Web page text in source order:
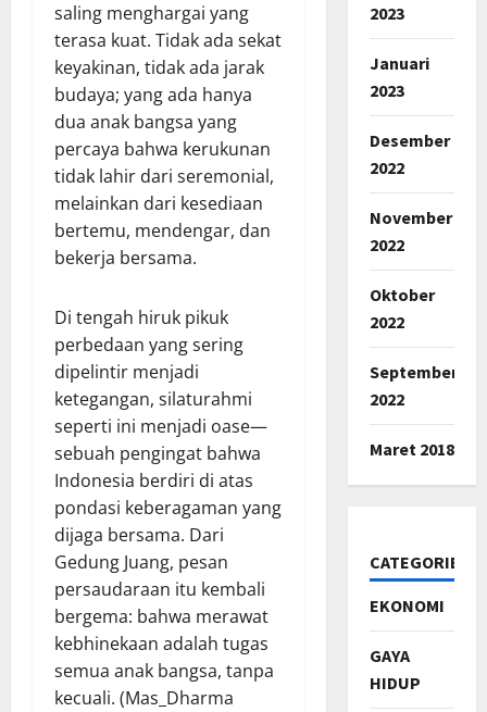
saling menghargai yang
terasa kuat. Tidak ada sekat
keyakinan, tidak ada jarak
budaya; yang ada hanya
dua anak bangsa yang
percaya bahwa kerukunan
tidak lahir dari seremonial,
melainkan dari kesediaan
bertemu, mendengar, dan
bekerja bersama.
Di tengah hiruk pikuk
perbedaan yang sering
dipelintir menjadi
ketegangan, silaturahmi
seperti ini menjadi oase—
sebuah pengingat bahwa
Indonesia berdiri di atas
pondasi keberagaman yang
dijaga bersama. Dari
Gedung Juang, pesan
persaudaraan itu kembali
bergema: bahwa merawat
kebhinekaan adalah tugas
semua anak bangsa, tanpa
kecuali. (Mas_Dharma
2023
Januari
2023
Desember
2022
November
2022
Oktober
2022
September
2022
Maret 2018
CATEGORIES
EKONOMI
GAYA
HIDUP